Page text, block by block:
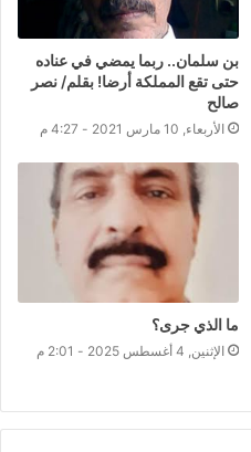
بن سلمان.. ربما يمضي في عناده
حتى تقع المملكة أرضا! بقلم/ نصر
صالح
الأربعاء, 10 مارس 2021 - 4:27 م
ما الذي جرى؟
الإثنين, 4 أغسطس 2025 - 2:01 م